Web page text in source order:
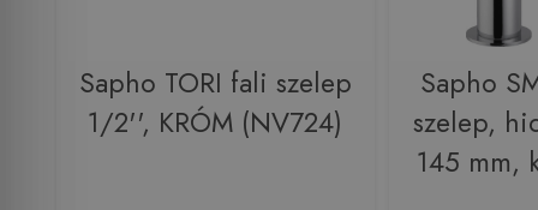
Sapho TORI fali szelep
1/2'', KRÓM (NV724)
Sapho
szelep,
145 mm,